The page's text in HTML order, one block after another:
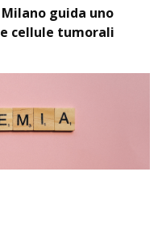
guida uno
cellule tumorali